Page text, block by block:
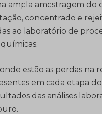
ampla amostragem do
concentrado e
ao laboratório de
estão as perdas na
em cada etapa
das análises